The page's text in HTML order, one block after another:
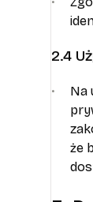
2.4
Na
że